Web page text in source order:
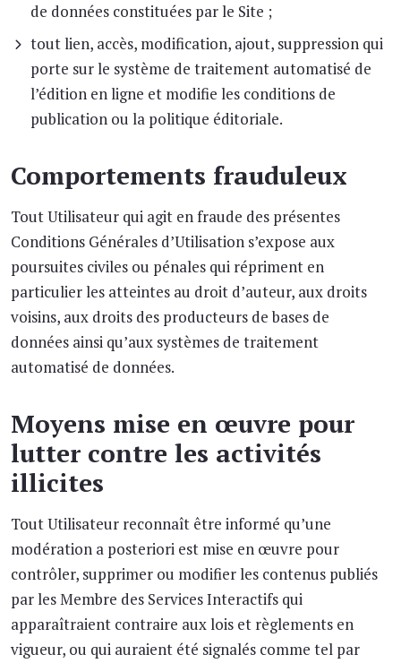
de données constituées par le Site ;
tout lien, accès, modification, ajout, suppression qui
porte sur le système de traitement automatisé de
l’édition en ligne et modifie les conditions de
publication ou la politique éditoriale.
Comportements frauduleux
Tout Utilisateur qui agit en fraude des présentes
Conditions Générales d’Utilisation s’expose aux
poursuites civiles ou pénales qui répriment en
particulier les atteintes au droit d’auteur, aux droits
voisins, aux droits des producteurs de bases de
données ainsi qu’aux systèmes de traitement
automatisé de données.
Moyens mise en œuvre pour
lutter contre les activités
illicites
Tout Utilisateur reconnaît être informé qu’une
modération a posteriori est mise en œuvre pour
contrôler, supprimer ou modifier les contenus publiés
par les Membre des Services Interactifs qui
apparaîtraient contraire aux lois et règlements en
vigueur, ou qui auraient été signalés comme tel par